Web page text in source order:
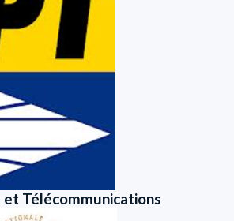
Télécommunications